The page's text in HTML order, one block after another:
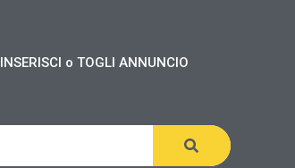
INSERISCI o TOGLI ANNUNCIO